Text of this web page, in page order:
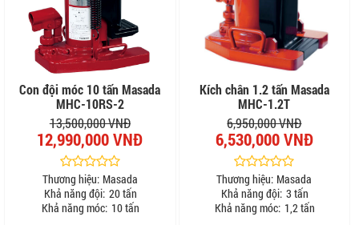
Con đội móc 10 tấn Masada
MHC-10RS-2
13,500,000 VNĐ
12,990,000 VNĐ
Thương hiệu: Masada
Khả năng đội: 20 tấn
Khả năng móc: 10 tấn
Kích chân 1.2 tấn Masada
MHC-1.2T
6,950,000 VNĐ
6,530,000 VNĐ
Thương hiệu: Masada
Khả năng đội: 3 tấn
Khả năng móc: 1,2 tấn